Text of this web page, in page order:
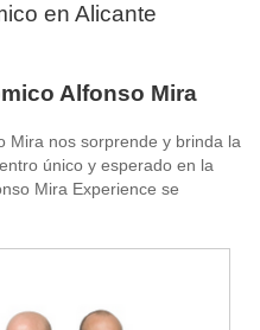
en Alicante
Alfonso Mira
Mira nos sorprende y brinda la
único y esperado en la
Mira Experience se